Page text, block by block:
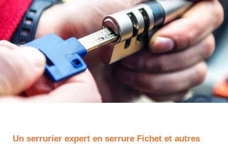
Un serrurier expert en serrure Fichet et autres